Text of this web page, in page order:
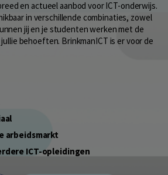
en actueel aanbod voor ICT-onderwijs.
in verschillende combinaties, zowel
jij en je studenten werken met de
behoeften. BrinkmanICT is er voor de
arbeidsmarkt
ICT-opleidingen